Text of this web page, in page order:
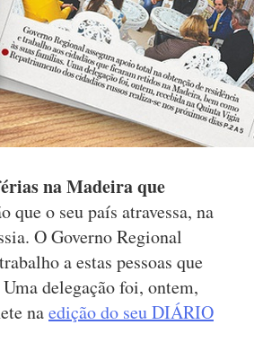
na Madeira que
que o seu país atravessa, na
O Governo Regional
a estas pessoas que
delegação foi, ontem,
naedição do seu DIÁRIO